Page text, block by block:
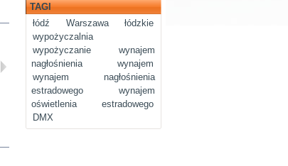
Kontroler... Procesor...
TAGI
łódź
Warszawa
łódzkie
wypożyczalnia
wypożyczanie
wynajem
nagłośnienia
wynajem
wynajem nagłośnienia
estradowego
wynajem
oświetlenia estradowego
DMX